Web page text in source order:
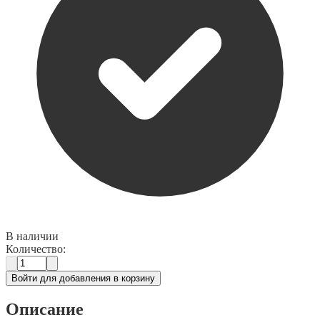
В наличии
Количество:
Войти для добавления в корзину
Описание